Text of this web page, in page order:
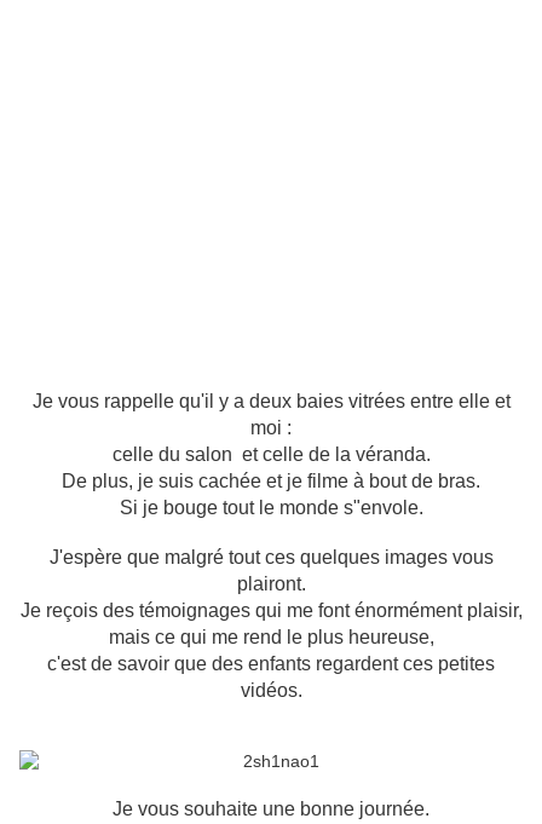
Je vous rappelle qu'il y a deux baies vitrées entre elle et
moi :
celle du salon et celle de la véranda.
De plus, je suis cachée et je filme à bout de bras.
Si je bouge tout le monde s"envole.
J'espère que malgré tout ces quelques images vous
plairont.
Je reçois des témoignages qui me font énormément plaisir,
mais ce qui me rend le plus heureuse,
c'est de savoir que des enfants regardent ces petites
vidéos.
Je vous souhaite une bonne journée.